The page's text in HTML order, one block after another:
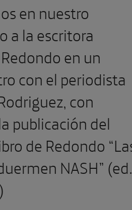
en nuestro
a la escritora
en un
con el periodista
con
publicación del
de Redondo
NASH” (ed.